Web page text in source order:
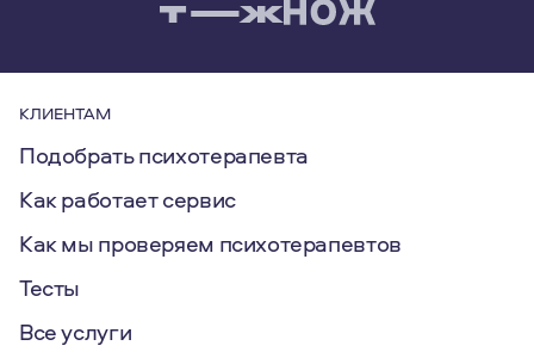
КЛИЕНТАМ
Подобрать психотерапевта
Как работает сервис
Как мы проверяем психотерапевтов
Тесты
Все услуги